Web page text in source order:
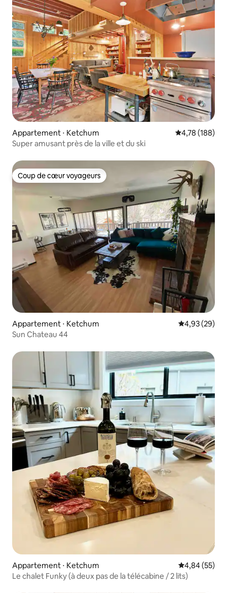
Appartement ⋅ Ketchum Évaluation
4,78 (188)
Super amusant près de la ville et du ski
Coup de cœur voyageurs
Coup de cœur voyageurs
Appartement ⋅ Ketchum Évaluation
4,93 (29)
Sun Chateau 44
Appartement ⋅ Ketchum Évaluation
4,84 (55)
Le chalet Funky (à deux pas de la télécabine / 2 lits)